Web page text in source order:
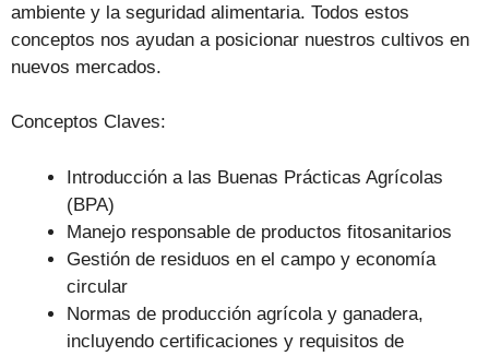
ambiente y la seguridad alimentaria. Todos estos
conceptos nos ayudan a posicionar nuestros cultivos en
nuevos mercados.
Conceptos Claves:
Introducción a las Buenas Prácticas Agrícolas
(BPA)
Manejo responsable de productos fitosanitarios
Gestión de residuos en el campo y economía
circular
Normas de producción agrícola y ganadera,
incluyendo certificaciones y requisitos de